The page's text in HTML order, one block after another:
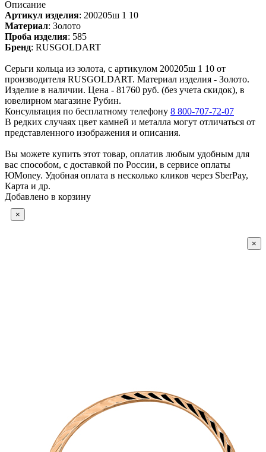
Описание
Артикул изделия: 200205ш 1 10
Материал: Золото
Проба изделия: 585
Бренд: RUSGOLDART
Серьги кольца из золота, с артикулом 200205ш 1 10 от
производителя RUSGOLDART. Материал изделия - Золото.
Изделие в наличии. Цена - 81760 руб. (без учета скидок), в
ювелирном магазине Рубин.
Консультация по бесплатному телефону 8 800-707-72-07
В редких случаях цвет камней и металла могут отличаться от
представленного изображения и описания.
Вы можете купить этот товар, оплатив любым удобным для
вас способом, с доставкой по России, в сервисе оплаты
ЮMoney. Удобная оплата в несколько кликов через SberPay,
Карта и др.
Добавлено в корзину
×
×